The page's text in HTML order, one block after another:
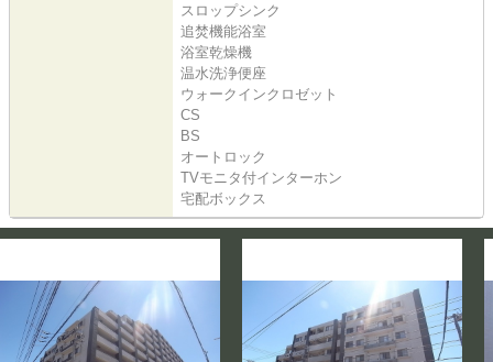
スロップシンク
追焚機能浴室
浴室乾燥機
温水洗浄便座
ウォークインクロゼット
CS
BS
オートロック
TVモニタ付インターホン
宅配ボックス